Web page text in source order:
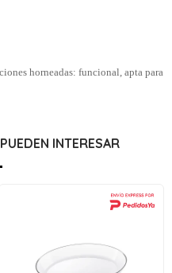
horneadas: funcional, apta para
INTERESAR